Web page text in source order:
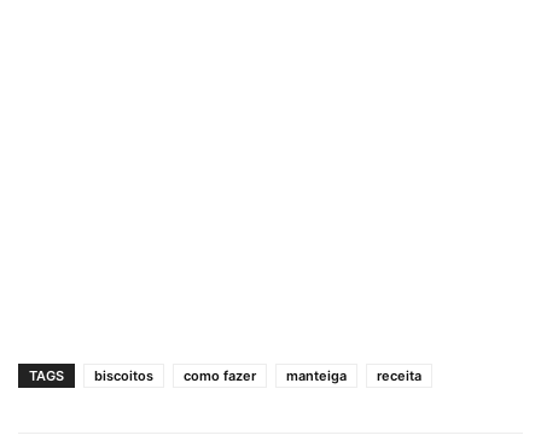
TAGS biscoitos como fazer manteiga receita